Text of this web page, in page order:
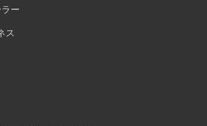
ー
ス